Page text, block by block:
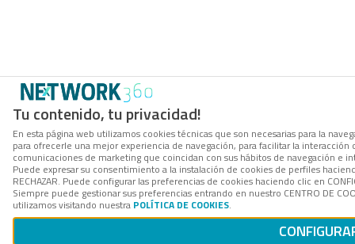
Tu contenido, tu privacidad!
En esta página web utilizamos cookies técnicas que son necesarias para la
para ofrecerle una mejor experiencia de navegación, para facilitar la
comunicaciones de marketing que coincidan con sus hábitos de navegación e
Puede expresar su consentimiento a la instalación de cookies de perfiles
RECHAZAR. Puede configurar las preferencias de cookies haciendo clic en
Siempre puede gestionar sus preferencias entrando en nuestro CENTRO DE
utilizamos visitando nuestra POLÍTICA DE COOKIES.